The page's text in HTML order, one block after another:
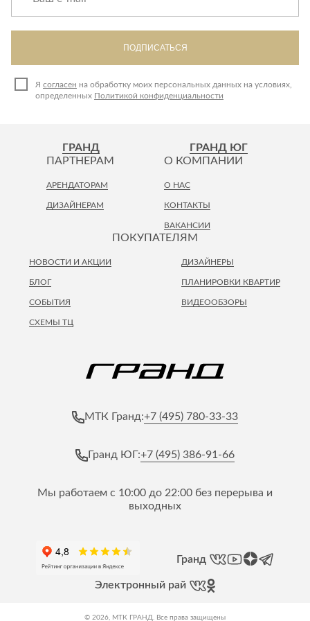
ПОДПИСАТЬСЯ
Я согласен на обработку моих персональных данных на условиях,
определенных Политикой конфиденциальности
ГРАНД ГРАНД ЮГ
ПОКУПАТЕЛЯМ
НОВОСТИ И АКЦИИ
ПЛАНИРОВКИ КВАРТИР
ВИДЕООБЗОРЫ
БЛОГ
СОБЫТИЯ
СХЕМЫ ТЦ
ДИЗАЙНЕРЫ
ПАРТНЕРАМ
АРЕНДАТОРАМ
ДИЗАЙНЕРАМ
О КОМПАНИИ
О НАС
КОНТАКТЫ
ВАКАНСИИ
МТК Гранд:+7 (495) 780-33-33
Гранд ЮГ:+7 (495) 386-91-66
Мы работаем с 10:00 до 22:00 без перерыва и
выходных
Гранд
Электронный рай
© 2026, МТК ГРАНД. Все права защищены